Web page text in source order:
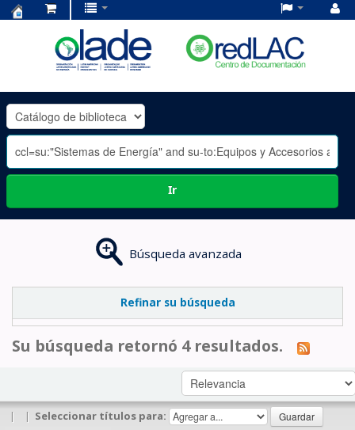
OLADE
-
Ir
Búsqueda avanzada
Refinar su búsqueda
Su búsqueda retornó 4 resultados.
| | Seleccionar títulos para: